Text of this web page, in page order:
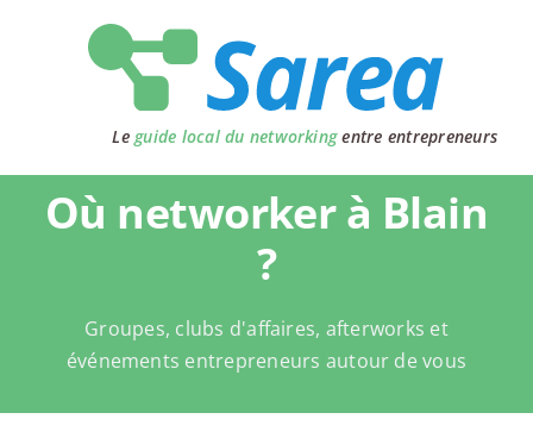
Le guide local du networkingentre entrepreneurs
Où networker à Blain
?
Groupes, clubs d'affaires, afterworks et
événements entrepreneurs autour de vous